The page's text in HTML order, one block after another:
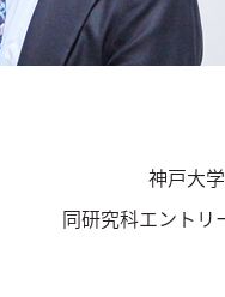
神戸大
同研究科エントリ